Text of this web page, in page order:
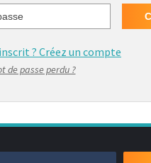
?Créez un compte
de passe perdu ?